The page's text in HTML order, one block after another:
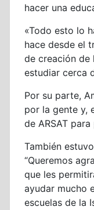
hacer una
«Todo esto lo
hace desde el
de creación de
estudiar cerca
Por su parte,
por la gente y,
de ARSAT
También
“Queremos
que les
ayudar mucho
escuelas de la